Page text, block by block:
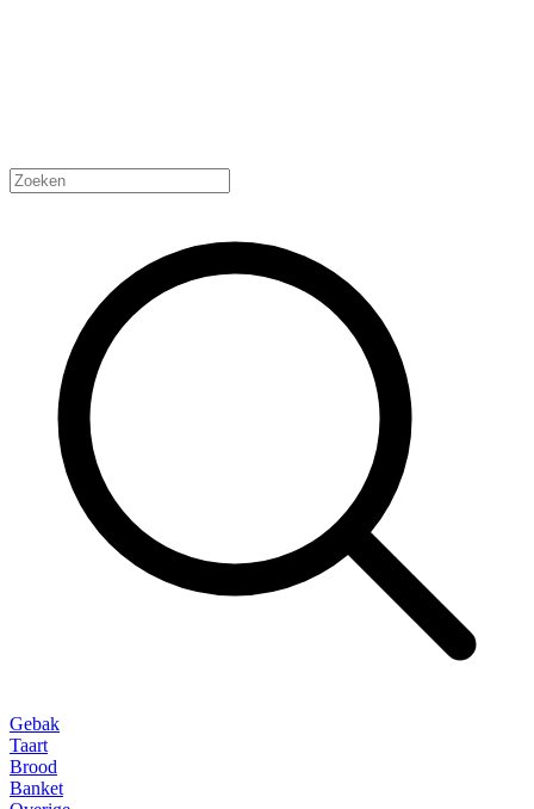
Gebak
Taart
Brood
Banket